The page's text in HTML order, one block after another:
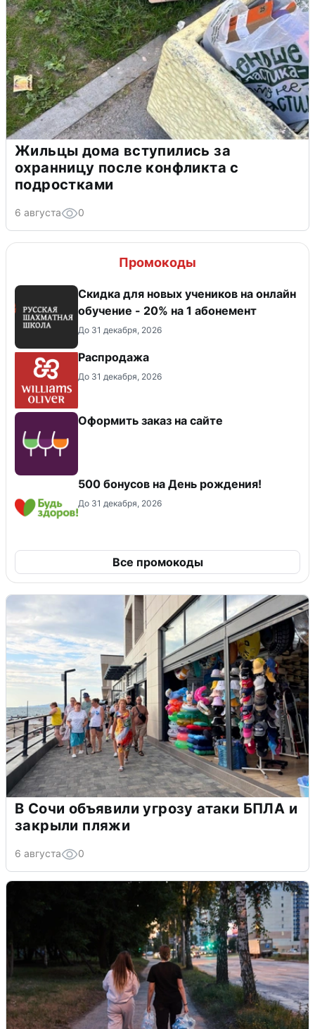
Жильцы дома вступились за
охранницу после конфликта с
подростками
6 августа 0
Промокоды
Скидка для новых учеников на онлайн
обучение - 20% на 1 абонемент
До 31 декабря, 2026
Распродажа
До 31 декабря, 2026
Оформить заказ на сайте
500 бонусов на День рождения!
До 31 декабря, 2026
Все промокоды
В Сочи объявили угрозу атаки БПЛА и
закрыли пляжи
6 августа 0